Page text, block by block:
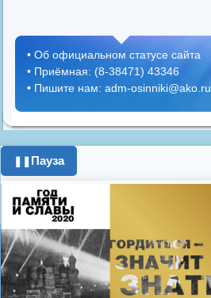
• Об официальном статусе сайта
• Приёмная: (8-38471) 43346
• Пишите нам: adm-osinniki@ako.ru
❚❚ Пауза